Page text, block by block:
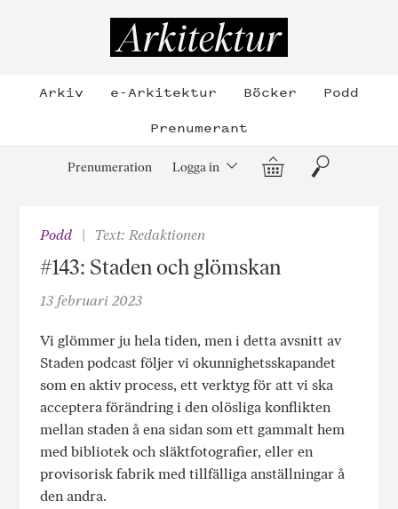
Arkiv e-Arkitektur Böcker
Podd
Prenumerant
Prenumeration Logga in Varukorg
Sök
Podd Text: Redaktionen
#143: Staden och glömskan
13 februari 2023
Vi glömmer ju hela tiden, men i detta avsnitt av
Staden podcast följer vi okunnighetsskapandet
som en aktiv process, ett verktyg för att vi ska
acceptera förändring i den olösliga konflikten
mellan staden å ena sidan som ett gammalt hem
med bibliotek och släktfotografier, eller en
provisorisk fabrik med tillfälliga anställningar å
den andra.